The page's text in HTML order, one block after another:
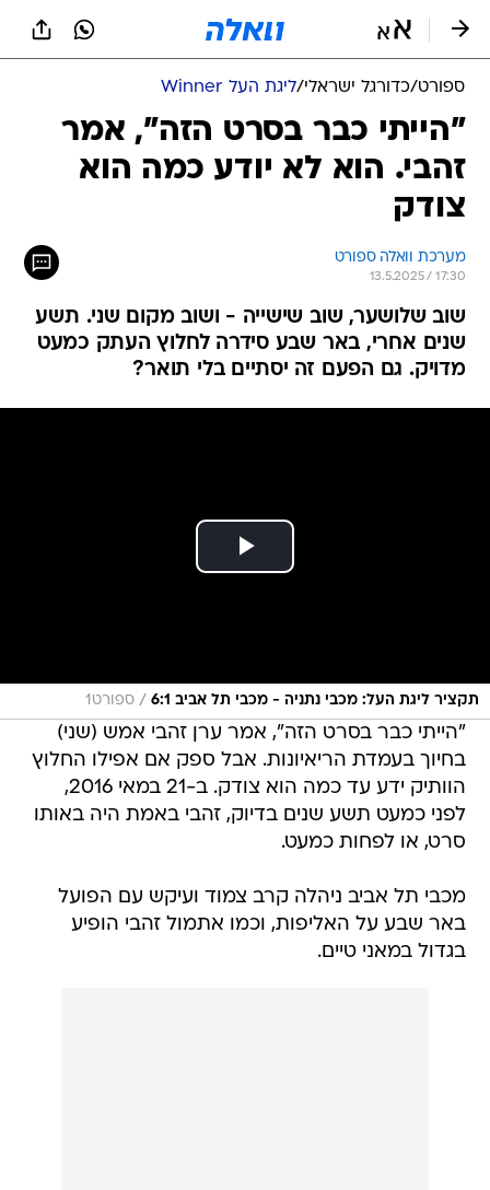
ספורט/כדורגל ישראלי/ליגת העל Winner
"הייתי כבר בסרט הזה", אמר
זהבי. הוא לא יודע כמה הוא
צודק
מערכת וואלה ספורט
13.5.2025 / 17:30
שוב שלושער, שוב שישייה - ושוב מקום שני. תשע
שנים אחרי, באר שבע סידרה לחלוץ העתק כמעט
מדויק. גם הפעם זה יסתיים בלי תואר?
תקציר ליגת העל: מכבי נתניה - מכבי תל אביב 6:1 / ספורט1
"הייתי כבר בסרט הזה", אמר ערן זהבי אמש (שני)
בחיוך בעמדת הריאיונות. אבל ספק אם אפילו החלוץ
הוותיק ידע עד כמה הוא צודק. ב-21 במאי 2016,
לפני כמעט תשע שנים בדיוק, זהבי באמת היה באותו
סרט, או לפחות כמעט.
מכבי תל אביב ניהלה קרב צמוד ועיקש עם הפועל
באר שבע על האליפות, וכמו אתמול זהבי הופיע
בגדול במאני טיים.